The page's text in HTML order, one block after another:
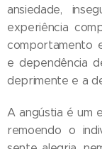
ansiedade,
experiência
comportamento
e dependência
deprimente e a
A angústia é um
remoendo o